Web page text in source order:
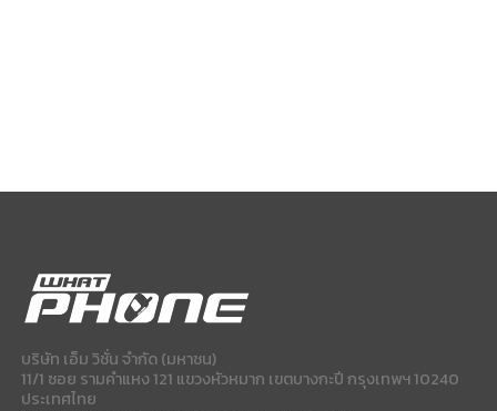
บริษัท เอ็ม วิชั่น จำกัด (มหาชน)
11/1 ซอย รามคำแหง 121 แขวงหัวหมาก เขตบางกะปี กรุงเทพฯ 10240
ประเทศไทย